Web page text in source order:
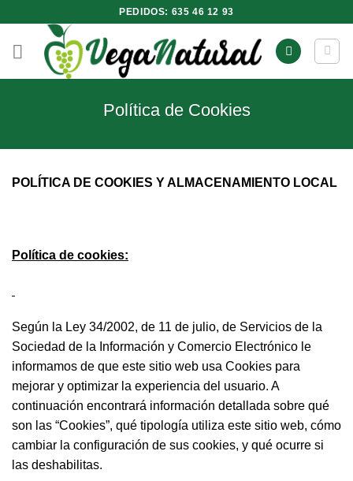
contenido
PEDIDOS: 635 46 12 93
Política de Cookies
POLÍTICA DE COOKIES Y ALMACENAMIENTO LOCAL
Política de cookies:
Según la Ley 34/2002, de 11 de julio, de Servicios de la
Sociedad de la Información y Comercio Electrónico le
informamos de que este sitio web usa Cookies para
mejorar y optimizar la experiencia del usuario. A
continuación encontrará información detallada sobre qué
son las “Cookies”, qué tipología utiliza este sitio web, cómo
cambiar la configuración de sus cookies, y qué ocurre si
las deshabilitas.